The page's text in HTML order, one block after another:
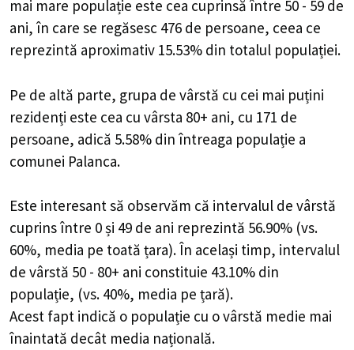
mai mare populație este cea cuprinsă între 50 - 59 de
ani, în care se regăsesc 476 de persoane, ceea ce
reprezintă aproximativ 15.53% din totalul populației.
Pe de altă parte, grupa de vârstă cu cei mai puțini
rezidenți este cea cu vârsta 80+ ani, cu 171 de
persoane, adică 5.58% din întreaga populație a
comunei Palanca.
Este interesant să observăm că intervalul de vârstă
cuprins între 0 și 49 de ani reprezintă 56.90% (vs.
60%, media pe toată țara). În același timp, intervalul
de vârstă 50 - 80+ ani constituie 43.10% din
populație, (vs. 40%, media pe țară).
Acest fapt indică o populație cu o vârstă medie mai
înaintată decât media națională.